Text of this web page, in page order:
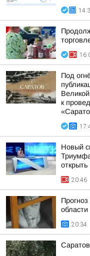
Под
к
Новый
открыть
20:46
области
20:34